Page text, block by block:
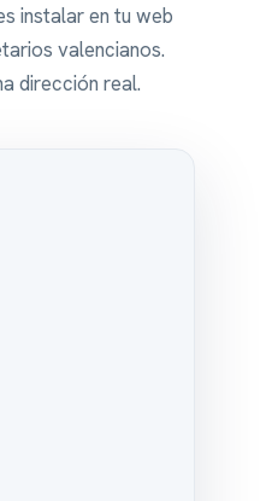
instalar en tu web
valencianos.
dirección real.